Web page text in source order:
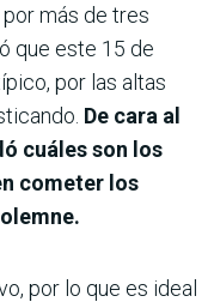
más de tres
que este 15 de
por las altas
De cara al
cuáles son los
cometer los
por lo que es ideal